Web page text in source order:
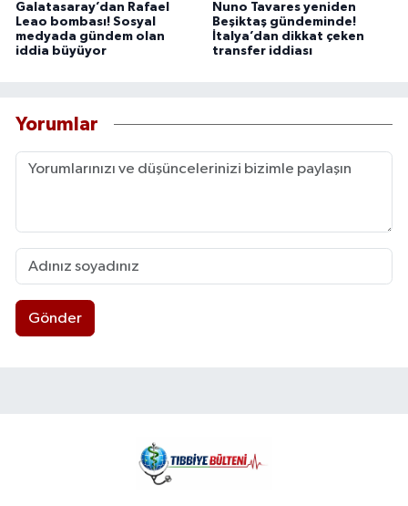
Galatasaray’dan Rafael
Leao bombası! Sosyal
medyada gündem olan
iddia büyüyor
Nuno Tavares yeniden
Beşiktaş gündeminde!
İtalya’dan dikkat çeken
transfer iddiası
Yorumlar
Gönder